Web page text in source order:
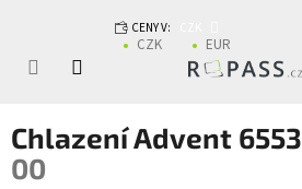
CENY V:
CZK EUR
Chlazení Advent 6553
00